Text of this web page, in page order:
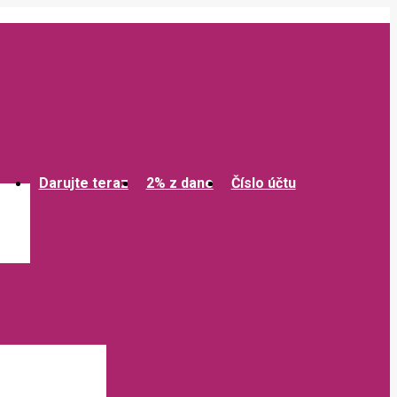
Darujte teraz 2% z dane Číslo účtu